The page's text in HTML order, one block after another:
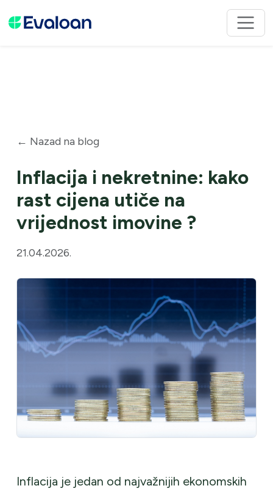
← Nazad na blog
Inflacija i nekretnine: kako
rast cijena utiče na
vrijednost imovine ?
21.04.2026.
Inflacija je jedan od najvažnijih ekonomskih